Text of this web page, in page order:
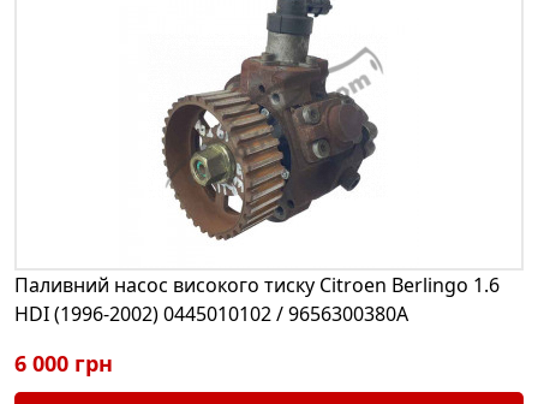
Паливний насос високого тиску Citroen Berlingo 1.6
HDI (1996-2002) 0445010102 / 9656300380A
6 000 грн